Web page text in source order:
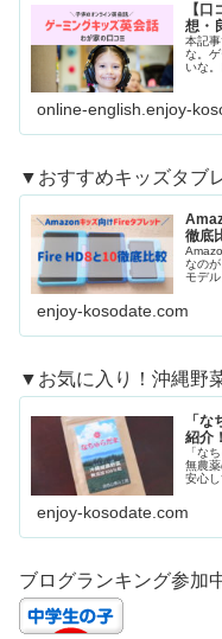
【
想・
本記
な。
いな
online-english.enjoy-
▼おすすめキッズタブ
徹底
なの
モデ
enjoy-kosodate.com
▼お気に入り！沖縄野
「
紹介
「な
無農
安心
enjoy-kosodate.com
ブログランキング参加